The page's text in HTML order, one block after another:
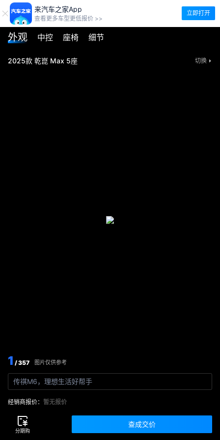
来汽车之家App
查看更多车型更低报价 >>
立即打开
外观 中控 座椅 细节
2025款 乾崑 Max 5座 切换
1 / 357 图片仅供参考
传祺M6，理想生活好帮手
经销商报价： 暂无报价
查成交价